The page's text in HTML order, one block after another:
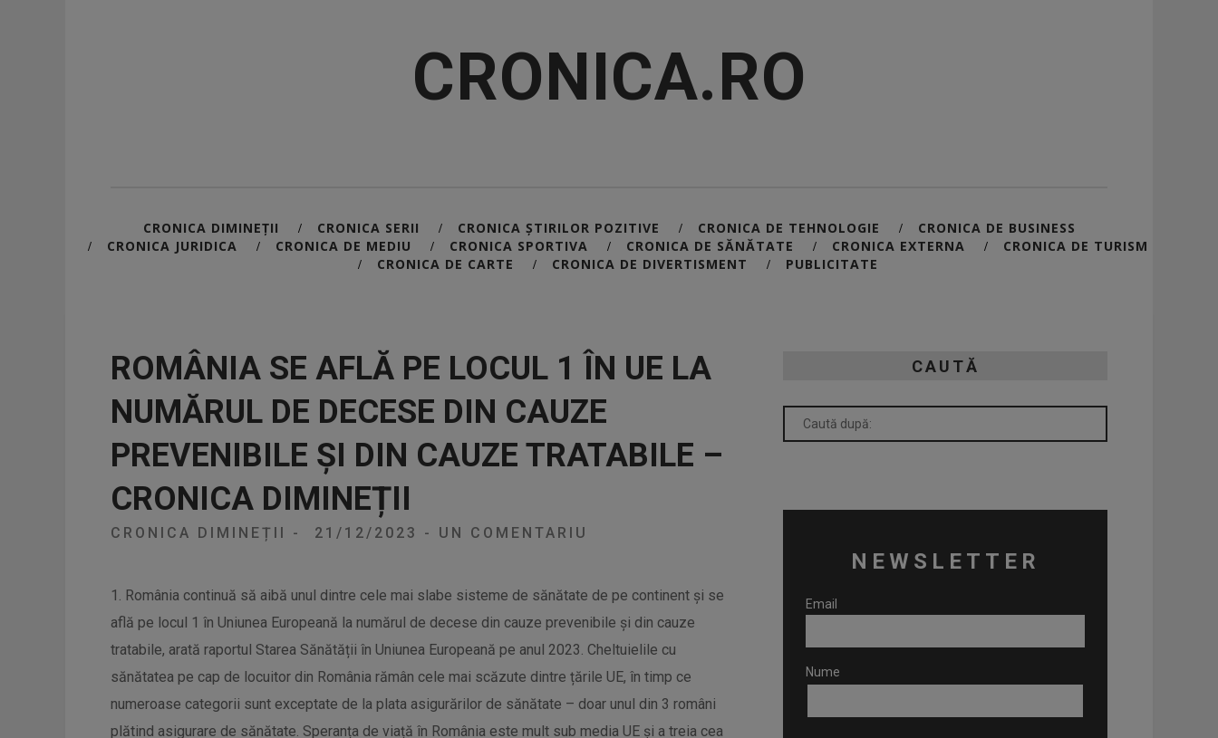
CRONICA.RO
CRONICA DIMINEȚII / CRONICA SERII / CRONICA ȘTIRILOR POZITIVE / CRONICA DE TEHNOLOGIE / CRONICA DE BUSINESS
/ CRONICA JURIDICA / CRONICA DE MEDIU / CRONICA SPORTIVA / CRONICA DE SĂNĂTATE / CRONICA EXTERNA / CRONICA DE TURISM
/ CRONICA DE CARTE / CRONICA DE DIVERTISMENT / PUBLICITATE
ROMÂNIA SE AFLĂ PE LOCUL 1 ÎN UE LA
NUMĂRUL DE DECESE DIN CAUZE
PREVENIBILE ȘI DIN CAUZE TRATABILE –
CRONICA DIMINEȚII
CRONICA DIMINEȚII - 21/12/2023 - UN COMENTARIU
1. România continuă să aibă unul dintre cele mai slabe sisteme de sănătate de pe continent și se
află pe locul 1 în Uniunea Europeană la numărul de decese din cauze prevenibile și din cauze
tratabile, arată raportul Starea Sănătății în Uniunea Europeană pe anul 2023. Cheltuielile cu
sănătatea pe cap de locuitor din România rămân cele mai scăzute dintre țările UE, în timp ce
numeroase categorii sunt exceptate de la plata asigurărilor de sănătate – doar unul din 3 români
plătind asigurare de sănătate. Speranța de viață în România este mult sub media UE și a treia cea
CAUTĂ
NEWSLETTER
Email
Nume